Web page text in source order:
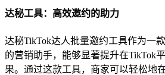
达秘工具：高效邀约的助力
达秘TikTok达人批量邀约工具作为一
的营销助手，能够显著提升在TikTok
果。通过这款工具，商家可以轻松地